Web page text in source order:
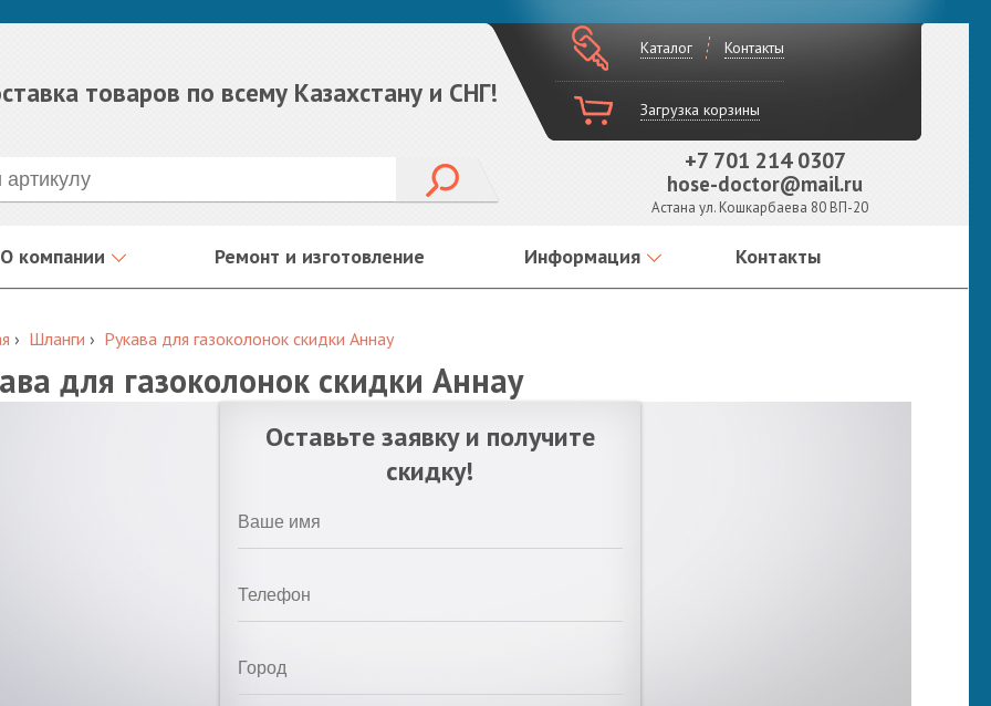
товаров по всему Казахстану и СНГ!
Каталог Контакты
Загрузка корзины
+7 701 214 0307
hose-doctor@mail.ru
Астана ул. Кошкарбаева 80 ВП-20
О компании Ремонт и изготовление Информация Контакты
› Шланги › Рукава для газоколонок скидки Аннау
для газоколонок скидки Аннау
Оставьте заявку и получите
скидку!